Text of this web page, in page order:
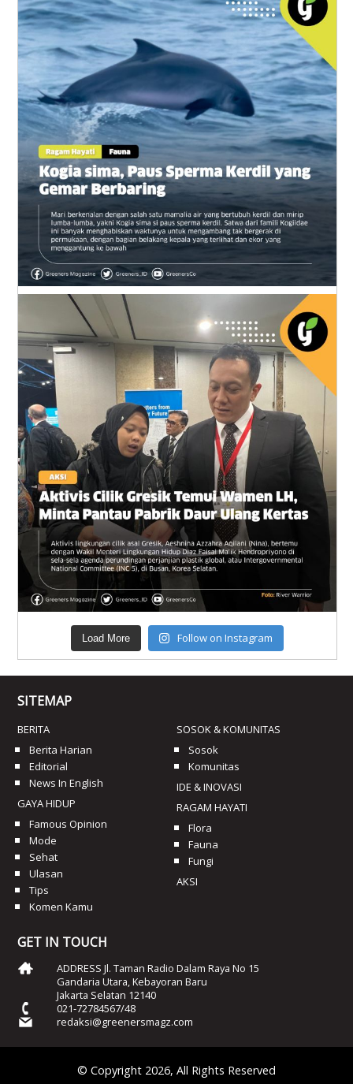
Load More Follow on Instagram
SITEMAP
BERITA
Berita Harian
Editorial
News In English
GAYA HIDUP
Famous Opinion
Mode
Sehat
Ulasan
Tips
Komen Kamu
SOSOK & KOMUNITAS
Sosok
Komunitas
IDE & INOVASI
RAGAM HAYATI
Flora
Fauna
Fungi
AKSI
GET IN TOUCH
ADDRESS Jl. Taman Radio Dalam Raya No 15
Gandaria Utara, Kebayoran Baru
Jakarta Selatan 12140
021-72784567/48
redaksi@greenersmagz.com
© Copyright 2026, All Rights Reserved